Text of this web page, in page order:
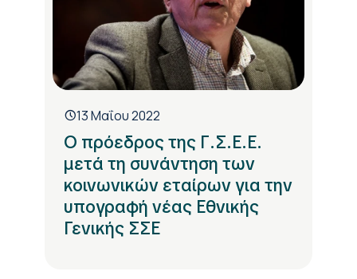
13 Μαΐου 2022
Ο πρόεδρος της Γ.Σ.Ε.Ε.
μετά τη συνάντηση των
κοινωνικών εταίρων για την
υπογραφή νέας Εθνικής
Γενικής ΣΣΕ